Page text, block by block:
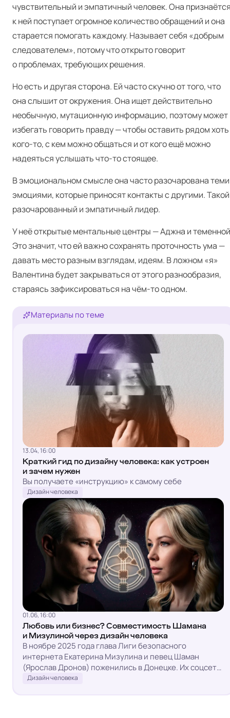
чувствительный и эмпатичный человек. Она
к ней поступает огромное количество обращений и она
старается помогать каждому. Называет себя «добрым
следователем», потому что открыто говорит
о проблемах, требующих решения.
Но есть и другая сторона. Ей часто скучно от того, что
она слышит от окружения. Она ищет действительно
необычную, мутационную информацию, поэтому может
избегать говорить правду — чтобы оставить рядом хоть
кого-то, с кем можно общаться и от кого ещё можно
надеяться услышать что-то стоящее.
В эмоциональном смысле она часто разочарована теми
эмоциями, которые приносят контакты с другими. Такой
разочарованный и эмпатичный лидер.
У неё открытые ментальные центры — Аджна и
Это значит, что ей важно сохранять проточность ума —
давать место разным взглядам, идеям. В ложном «я»
Валентина будет закрываться от этого разнообразия,
стараясь зафиксироваться на чём-то одном.
Материалы по теме
13.04, 16:00
Краткий гид по дизайну человека: как устроен
и зачем нужен
Вы получаете «инструкцию» к самому себе
Дизайн человека
01.06, 16:00
Любовь или бизнес? Совместимость Шамана
и Мизулиной через дизайн человека
В ноябре 2025 года глава Лиги безопасного
интернета Екатерина Мизулина и певец Шаман
(Ярослав Дронов) поженились в Донецке. Их соцсети
взорвались: совместные сторис, поцелуи на камеру,
Дизайн человека